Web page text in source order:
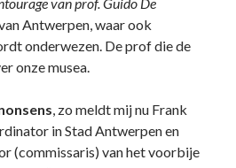
Antwerpen, waar ook
onderwezen. De prof die de
onze musea.
, zo meldt mij nu Frank
in Stad Antwerpen en
(commissaris) van het voorbije